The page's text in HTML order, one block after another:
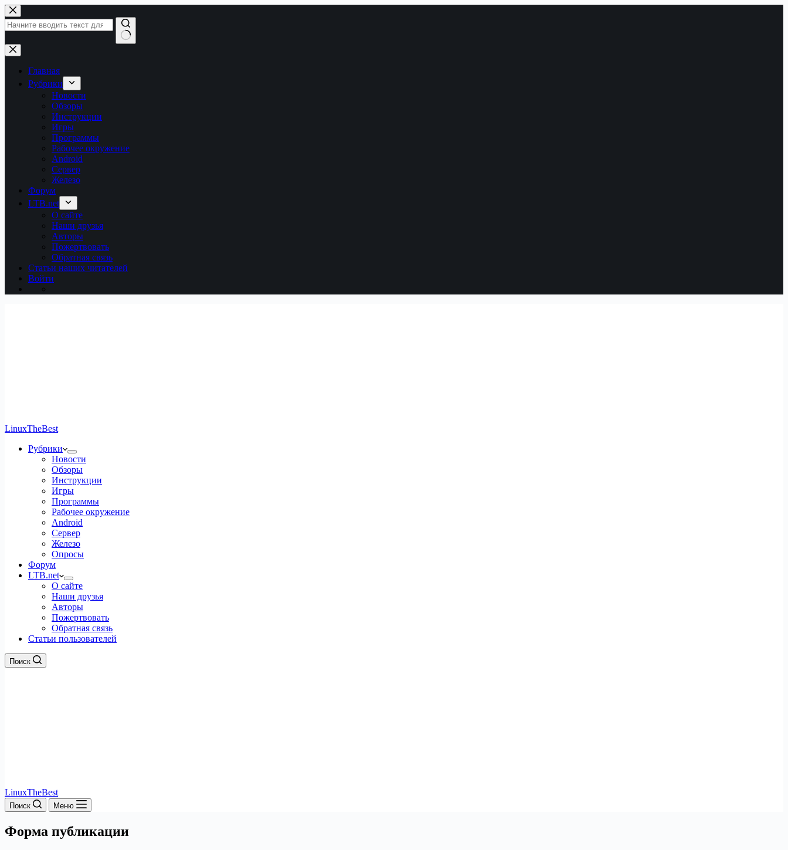
Перейти
к
сути
Ничего
не
найденоГлавная
Рубрики
Новости
Обзоры
Инструкции
Игры
Программы
Рабочее окружение
Android
Сервер
Железо
Форум
LTB.net
О сайте
Наши друзья
Авторы
Пожертвовать
Обратная связь
Статьи наших читателей
Войти
LinuxTheBest
Рубрики
Новости
Обзоры
Инструкции
Игры
Программы
Рабочее окружение
Android
Сервер
Железо
Опросы
Форум
LTB.net
О сайте
Наши друзья
Авторы
Пожертвовать
Обратная связь
Статьи пользователей
Поиск
LinuxTheBest
Поиск Меню
Форма публикации